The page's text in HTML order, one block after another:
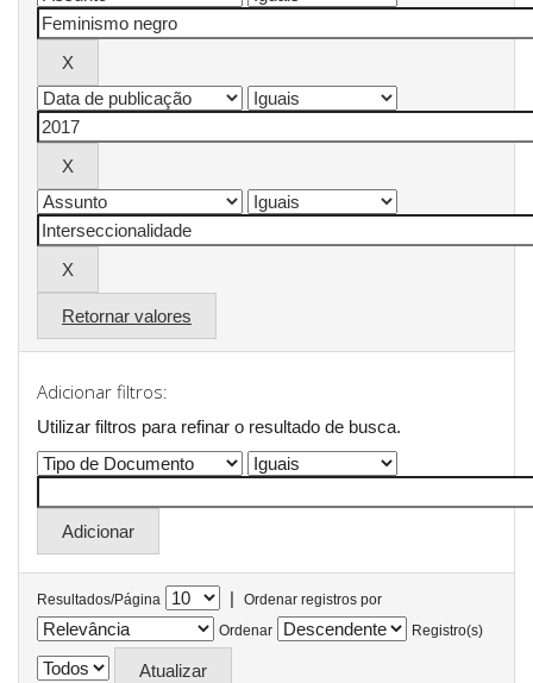
Retornar valores
Adicionar filtros:
Utilizar filtros para refinar o resultado de busca.
Resultados/Página |
Ordenar registros por
Ordenar
Registro(s)